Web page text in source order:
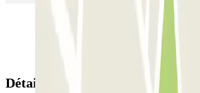
Détails de la réservation